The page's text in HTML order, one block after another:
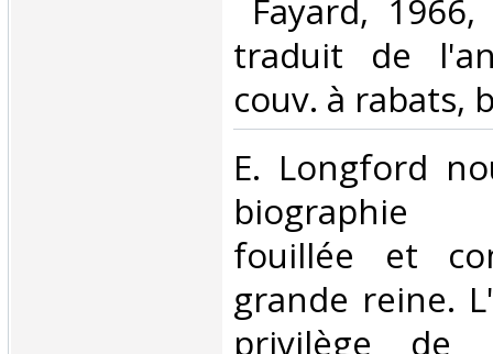
Fayard,
traduit de
couv. à rabats,
‎E. Longford
biographie
fouillée et
grande reine.
privilège